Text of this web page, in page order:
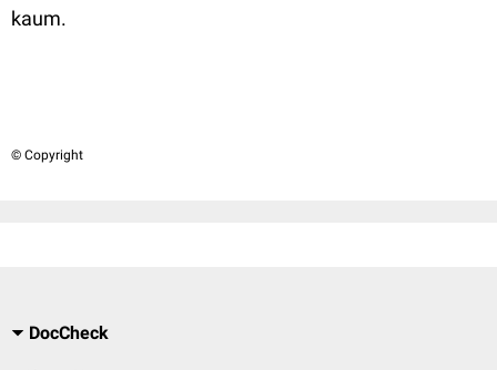
kaum.
© Copyright
DocCheck